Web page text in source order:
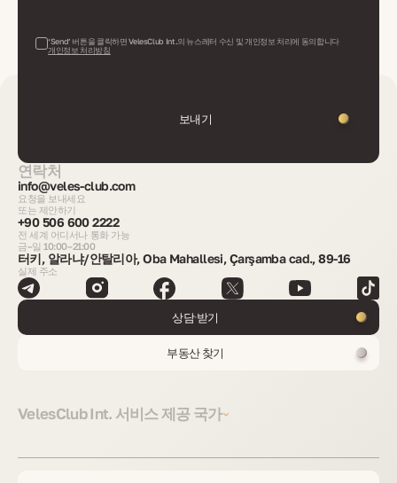
‘Send’ 버튼을 클릭하면 VelesClub Int.의 뉴스레터 수신 및 개인정보 처리에 동의합니다
개인정보 처리방침
보내기
연락처
info@veles-club.com
요청을 보내세요
또는 제안하기
+90 506 600 2222
전 세계 어디서나 통화 가능
금–일 10:00–21:00
터키, 알라냐/안탈리아, Oba Mahallesi, Çarşamba cad., 89-16
실제 주소
상담 받기
부동산 찾기
VelesClub Int. 서비스 제공 국가